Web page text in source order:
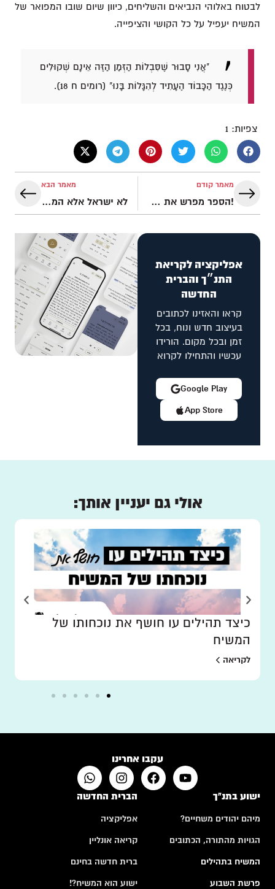
לבטוח באלוהי הנביאים והשליחים, כיוון שיום שובו המפואר של
המשיח יעפיל על כל הקושי והציפייה.
"אֲנִי סָבוּר שֶׁסִּבְלוֹת הַזְּמַן הַזֶּה אֵינָם שְׁקוּלִים
כְּנֶגֶד הַכָּבוֹד הֶעָתִיד לְהִגָּלוֹת בָּנוּ" (רומים ח 18).
צפיות: 1
מאמר קודם
!הספר מפרש את עצמו
מאמר הבא
לא ישראל אלא המשיח: קריאה מקראית בישעיהו נ״ג
אפליקציה לקריאת
התנ״ך והברית
החדשה
קראו והאזינו לכתובים
בעיצוב חדש ונוח, בכל
זמן ובכל מקום. הורידו
עכשיו והתחילו לקרוא
App Store
Google Play
אולי גם יעניין אותך:
כיצד תהילים עו חושף את נוכחותו של
המשיח
לקריאה
עקבו אחרינו
ישוע בתנ"ך
מיהם יהודים משחיים?
הגויות מהתורה, הכתובים
המשיח בתהילים
פרשת השבוע
הברית החדשה
אפליקציה
קריאה אונליין
ברית חדשה בחינם
ישוע הוא המשיח?!